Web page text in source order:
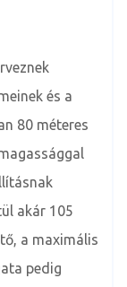
és a
80 méteres
akár 105
a maximális
pedig